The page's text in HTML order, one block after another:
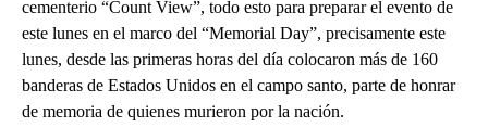
cementerio “Count View”, todo esto para preparar el evento de
este lunes en el marco del “Memorial Day”, precisamente este
lunes, desde las primeras horas del día colocaron más de 160
banderas de Estados Unidos en el campo santo, parte de honrar
de memoria de quienes murieron por la nación.